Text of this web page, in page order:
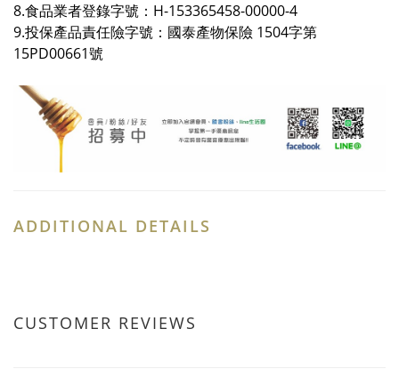
8.食品業者登錄字號： H-153365458-00000-4
9.投保產品責任險字號： 國泰產物保險 1504字第
15PD00661號
ADDITIONAL DETAILS
CUSTOMER REVIEWS